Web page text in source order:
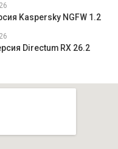
Kaspersky NGFW 1.2
Directum RX 26.2